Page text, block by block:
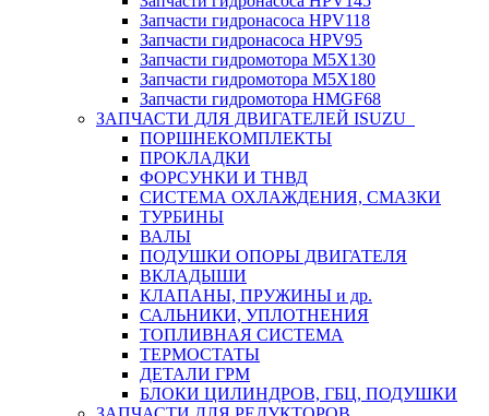
Запчасти гидронасоса HPV118
Запчасти гидронасоса HPV95
Запчасти гидромотора M5X130
Запчасти гидромотора M5X180
Запчасти гидромотора HMGF68
ЗАПЧАСТИ ДЛЯ ДВИГАТЕЛЕЙ ISUZU
ПОРШНЕКОМПЛЕКТЫ
ПРОКЛАДКИ
ФОРСУНКИ И ТНВД
СИСТЕМА ОХЛАЖДЕНИЯ, СМАЗКИ
ТУРБИНЫ
ВАЛЫ
ПОДУШКИ ОПОРЫ ДВИГАТЕЛЯ
ВКЛАДЫШИ
КЛАПАНЫ, ПРУЖИНЫ и др.
САЛЬНИКИ, УПЛОТНЕНИЯ
ТОПЛИВНАЯ СИСТЕМА
ТЕРМОСТАТЫ
ДЕТАЛИ ГРМ
БЛОКИ ЦИЛИНДРОВ, ГБЦ, ПОДУШКИ